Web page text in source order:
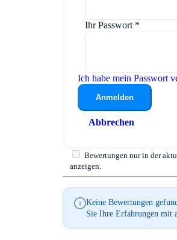
Ihr Passwort *
Ich habe mein Passwort
Anmelden
Abbrechen
Bewertungen nur in der
anzeigen.
Keine Bewertungen
Sie Ihre Erfahrungen mit